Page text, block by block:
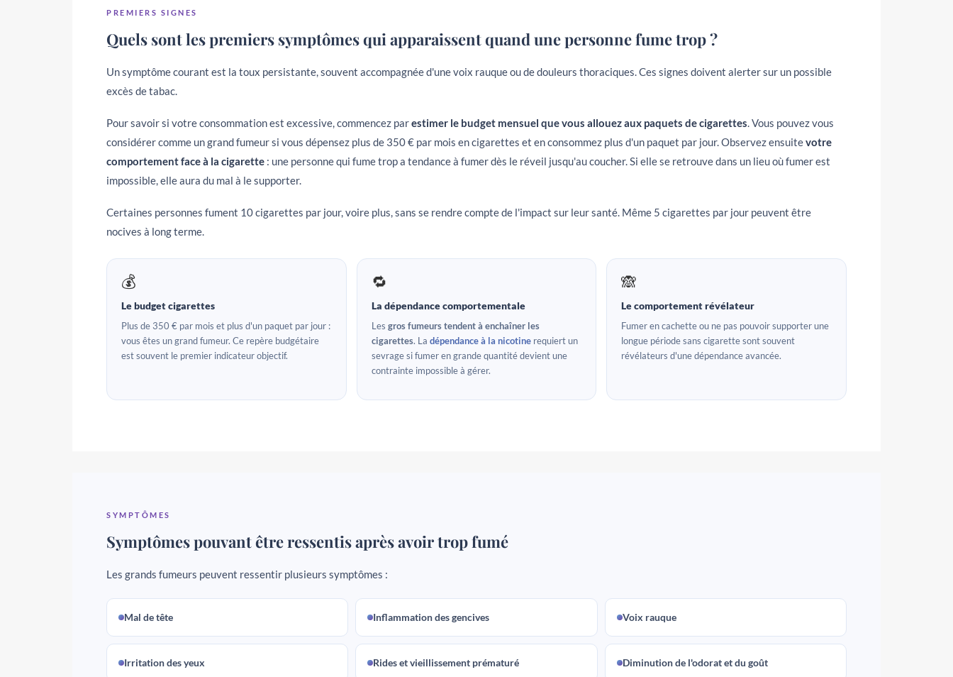
PREMIERS SIGNES
Quels sont les premiers symptômes qui apparaissent quand une personne fume trop ?
Un symptôme courant est la toux persistante, souvent accompagnée d'une voix rauque ou de douleurs thoraciques. Ces signes doivent alerter sur un possible
excès de tabac.
Pour savoir si votre consommation est excessive, commencez parestimer le budget mensuel que vous allouez aux paquets de cigarettes. Vous pouvez vous
considérer comme un grand fumeur si vous dépensez plus de 350 € par mois en cigarettes et en consommez plus d'un paquet par jour. Observez ensuitevotre
comportement face à la cigarette : une personne qui fume trop a tendance à fumer dès le réveil jusqu'au coucher. Si elle se retrouve dans un lieu où fumer est
impossible, elle aura du mal à le supporter.
Certaines personnes fument 10 cigarettes par jour, voire plus, sans se rendre compte de l'impact sur leur santé. Même 5 cigarettes par jour peuvent être
nocives à long terme.
💰
Le budget cigarettes
Plus de 350 € par mois et plus d'un paquet par jour :
vous êtes un grand fumeur. Ce repère budgétaire
est souvent le premier indicateur objectif.
🔁
La dépendance comportementale
Les gros fumeurs tendent à enchaîner les
cigarettes. La dépendance à la nicotinerequiert un
sevrage si fumer en grande quantité devient une
contrainte impossible à gérer.
🙈
Le comportement révélateur
Fumer en cachette ou ne pas pouvoir supporter une
longue période sans cigarette sont souvent
révélateurs d'une dépendance avancée.
SYMPTÔMES
Symptômes pouvant être ressentis après avoir trop fumé
Les grands fumeurs peuvent ressentir plusieurs symptômes :
Mal de tête Inflammation des gencives Voix rauque
Irritation des yeux Rides et vieillissement prématuré Diminution de l'odorat et du goût